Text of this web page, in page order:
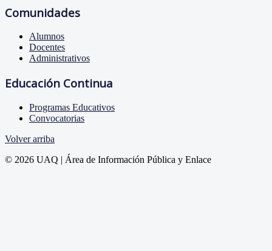
Comunidades
Alumnos
Docentes
Administrativos
Educación Continua
Programas Educativos
Convocatorias
Volver arriba
© 2026 UAQ | Área de Información Pública y Enlace